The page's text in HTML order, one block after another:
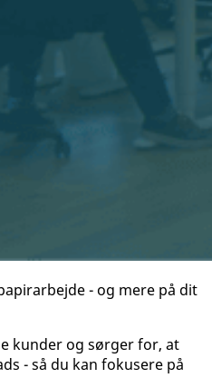
- og mere på dit
kunder og sørger for, at
- så du kan fokusere på